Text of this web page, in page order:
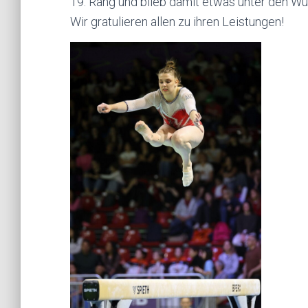
Wir gratulieren allen zu ihren Leistungen!